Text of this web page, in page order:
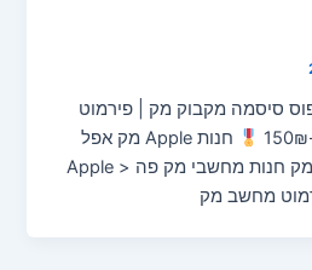
סיסמה מקבוק מק | פירמוט
חנות Apple מק אפל
חנות למוצרי אפל תיקון מק חנות מחשבי מק פה < Apple